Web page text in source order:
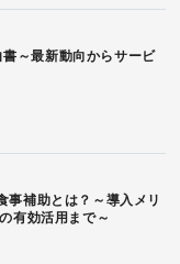
書～最新動向からサービ
事補助とは？～導入メリ
有効活用まで～